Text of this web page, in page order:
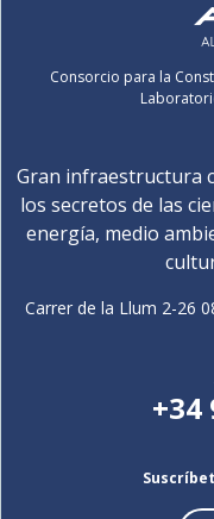
Consorcio para la
Gran infraestructura
los secretos de las
energía, medio
Carrer de la Llum 2-26
+34